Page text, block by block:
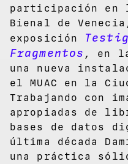
participación en
Bienal de
exposición
Fragmentos , en
una nueva
el MUAC en la
Trabajando con
apropiadas de
bases de datos
última década
una práctica